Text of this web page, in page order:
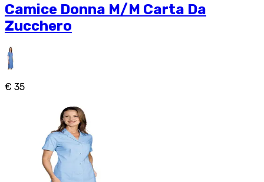
Camice Donna M/M Carta Da
Zucchero
€ 35